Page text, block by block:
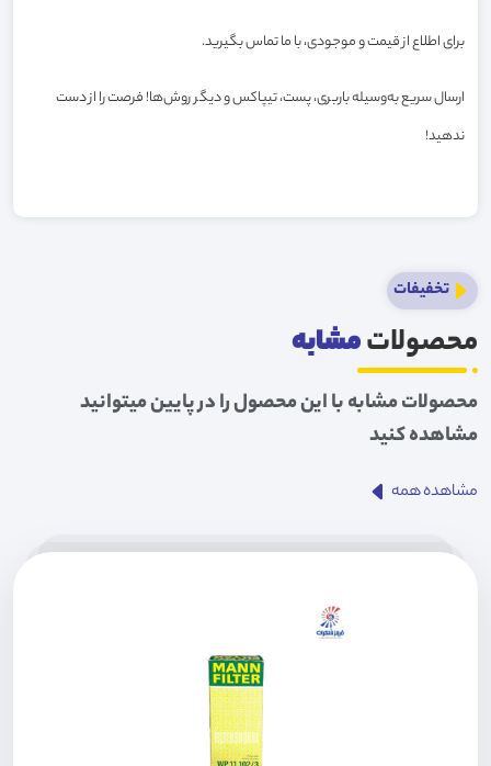
برای اطلاع از قیمت و موجودی، با ما تماس بگیرید.
ارسال سریع به‌وسیله باربری، پست، تیپاکس و دیگر روش‌ها! فرصت را از دست
ندهید!
تخفیفات
محصولاتمشابه
محصولات مشابه با این محصول را در پایین میتوانید
مشاهده کنید
مشاهده همه